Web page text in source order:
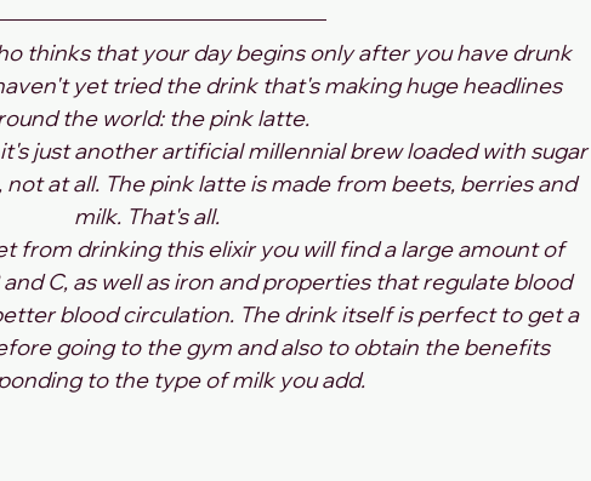
thinks that your day begins only after you have drunk
yet tried the drink that's making huge headlines
the world: the pink latte.
just another artificial millennial brew loaded with sugar
at all. The pink latte is made from beets, berries and
milk. That's all.
from drinking this elixir you will find a large amount of
C, as well as iron and properties that regulate blood
blood circulation. The drink itself is perfect to get a
going to the gym and also to obtain the benefits
to the type of milk you add.